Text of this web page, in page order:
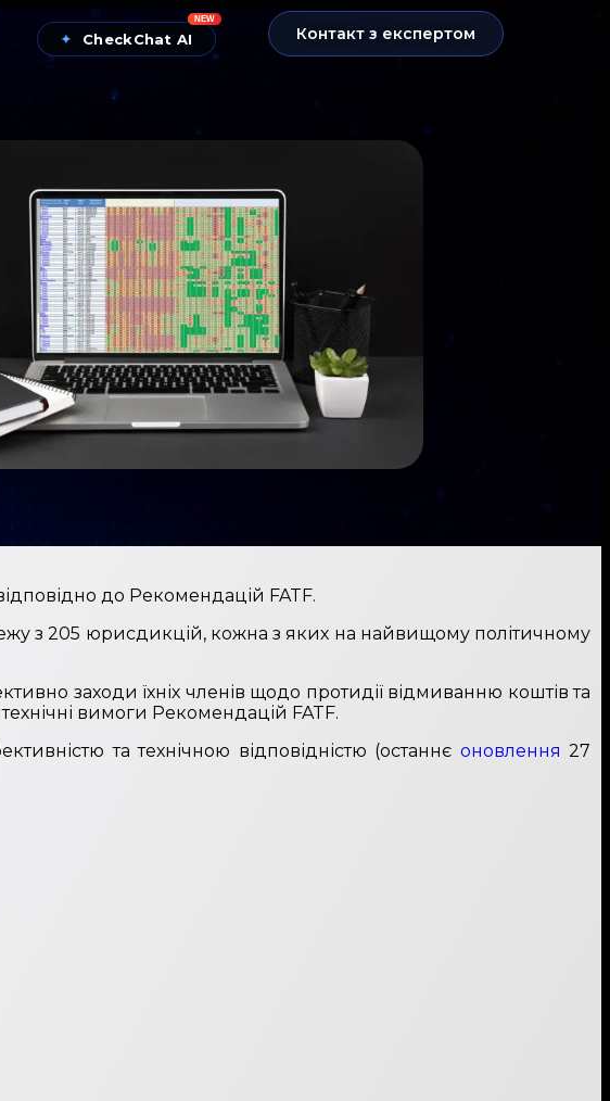
✦ CheckChat AI
NEW
Контакт з експертом
до Рекомендацій FATF.
з 205 юрисдикцій, кожна з яких на найвищому політичному
заходи їхніх членів щодо протидії відмиванню коштів та
вимоги Рекомендацій FATF.
та технічною відповідністю (останнє оновлення 27